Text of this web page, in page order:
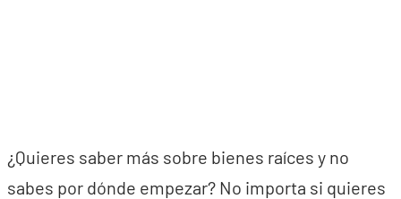
¿Quieres saber más sobre bienes raíces y no
sabes por dónde empezar? No importa si quieres